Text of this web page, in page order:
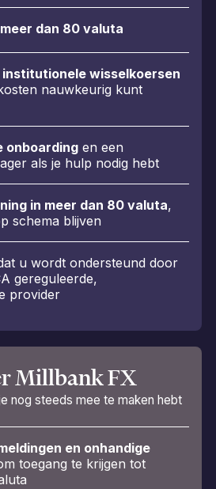
dan 80 valuta
wisselkoersen
nauwkeurig kunt
onboardingen een
als je hulp nodig hebt
in meer dan 80 valuta,
schema blijven
u wordt ondersteund door
gereguleerde,
provider
Millbank FX
nog steeds mee te maken hebt
en onhandige
toegang te krijgen tot